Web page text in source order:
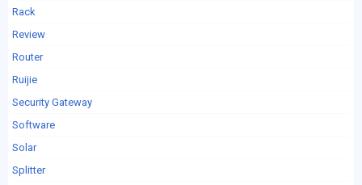
Rack
Review
Router
Ruijie
Security Gateway
Software
Solar
Splitter